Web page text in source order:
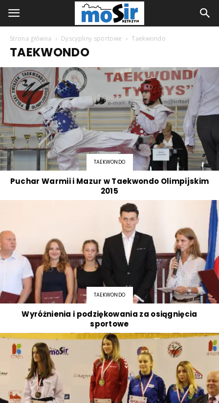
Strona główna Dyscypliny sportowe Taekwondo
TAEKWONDO
TAEKWONDO
Puchar Warmii i Mazur w Taekwondo Olimpijskim
2015
TAEKWONDO
Wyróżnienia i podziękowania za osiągnięcia
sportowe